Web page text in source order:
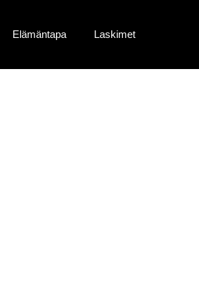
Elämäntapa Laskimet